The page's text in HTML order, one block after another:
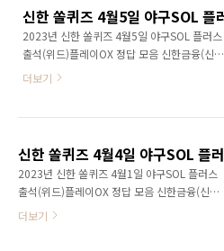
2023년 신한 쏠퀴즈 4월5일 야구SOL 플러스
출석(위드)플레이OX 정답 모음 신한금융(신한
카드, 신한은행) 쏠야구 쏠퀴즈, OX퀴즈, 출석퀴
더보기
2023년 신한 쏠퀴즈 4월1일 야구SOL 플러스
출석(위드)플레이OX 정답 모음 신한금융(신한
카드, 신한은행) 쏠야구 쏠퀴즈, OX퀴즈, 출석퀴
더보기